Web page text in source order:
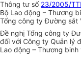
Thông tư số 23/2005/
Bộ Lao động – Thương
Tổng công ty Đường sắt
Đề nghị Tổng công ty
đối với Công ty Quản lý
Lao động – Thương